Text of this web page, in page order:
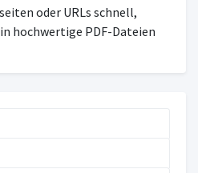
oder URLs schnell,
hochwertige PDF-Dateien